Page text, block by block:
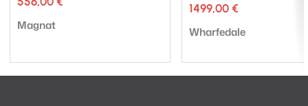
Tuotemerkki:
Magnat
1499,00 €
Tuotemerkki:
Wharfedale